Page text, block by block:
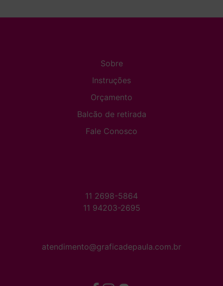
Sobre
Instruções
Orçamento
Balcão de retirada
Fale Conosco
11 2698-5864
11 94203-2695
atendimento@graficadepaula.com.br